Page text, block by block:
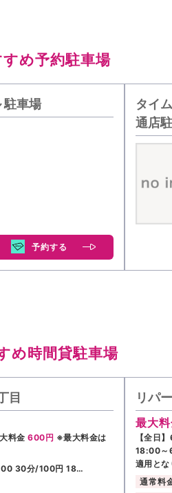
め予約駐車場
駐車場
予約する
タイ
通店
め時間貸駐車場
目
料金600円 ※最大料金は
30分/100円 18…
リパ
最大
【全日
18:00～
適用と
通常料